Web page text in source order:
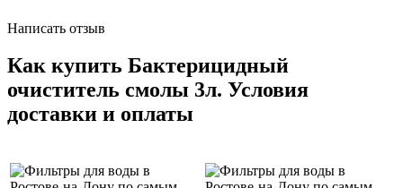
Написать отзыв
Как купить Бактерицидный
очиститель смолы 3л. Условия
доставки и оплаты